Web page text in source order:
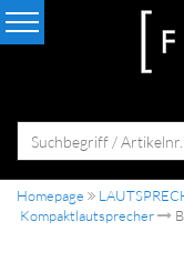
Homepage
Kompaktlautsprecher